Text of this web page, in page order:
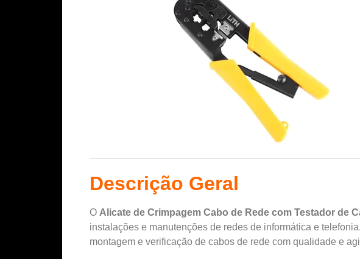
Descrição Geral
O Alicate de Crimpagem Cabo de Rede com Testador de
instalações e manutenções de redes de informática e
montagem e verificação de cabos de rede com qualidade e